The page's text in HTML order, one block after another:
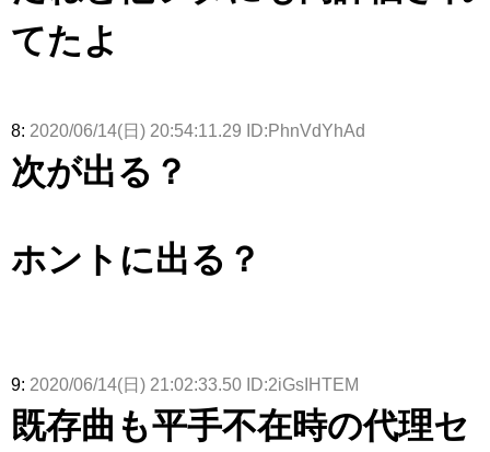
てたよ
8: 2020/06/14(日) 20:54:11.29 ID:PhnVdYhAd
次が出る？
ホントに出る？
9: 2020/06/14(日) 21:02:33.50 ID:2iGsIHTEM
既存曲も平手不在時の代理セ